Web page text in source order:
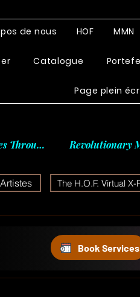
de nous HOF MMN
Catalogue
Page plein
Through Revolutionary
The H.O.F. Virtual X-
Book Services